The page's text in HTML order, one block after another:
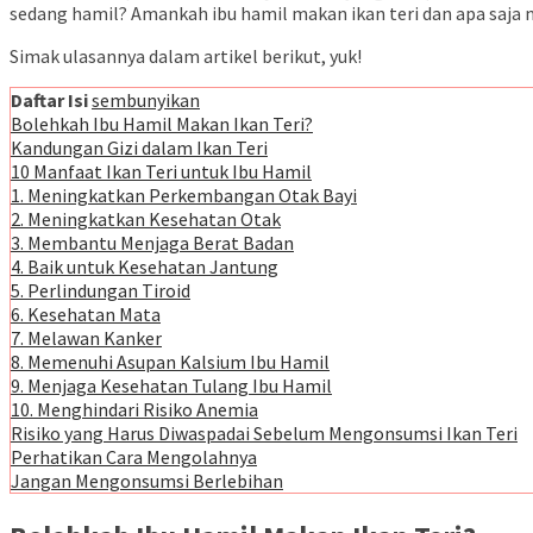
sedang hamil? Amankah ibu hamil makan ikan teri dan apa saja
Simak ulasannya dalam artikel berikut, yuk!
Daftar Isisembunyikan
Bolehkah Ibu Hamil Makan Ikan Teri?
Kandungan Gizi dalam Ikan Teri
10 Manfaat Ikan Teri untuk Ibu Hamil
1. Meningkatkan Perkembangan Otak Bayi
2. Meningkatkan Kesehatan Otak
3. Membantu Menjaga Berat Badan
4. Baik untuk Kesehatan Jantung
5. Perlindungan Tiroid
6. Kesehatan Mata
7. Melawan Kanker
8. Memenuhi Asupan Kalsium Ibu Hamil
9. Menjaga Kesehatan Tulang Ibu Hamil
10. Menghindari Risiko Anemia
Risiko yang Harus Diwaspadai Sebelum Mengonsumsi Ikan Teri
Perhatikan Cara Mengolahnya
Jangan Mengonsumsi Berlebihan